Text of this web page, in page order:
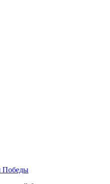
Победы